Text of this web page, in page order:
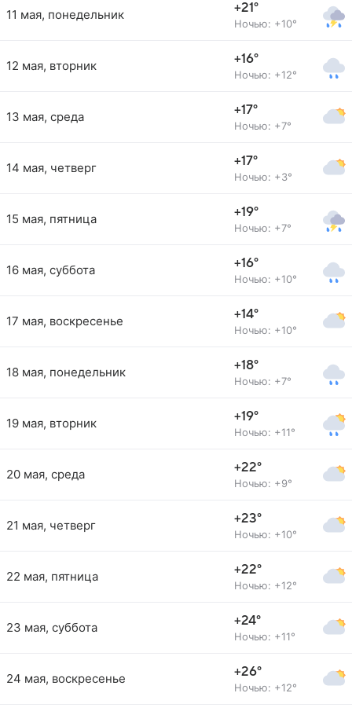
11 мая, понедельник +21°
Ночью: +10°
12 мая, вторник +16°
Ночью: +12°
13 мая, среда +17°
Ночью: +7°
14 мая, четверг +17°
Ночью: +3°
15 мая, пятница +19°
Ночью: +7°
16 мая, суббота +16°
Ночью: +10°
17 мая, воскресенье +14°
Ночью: +10°
18 мая, понедельник +18°
Ночью: +7°
19 мая, вторник +19°
Ночью: +11°
20 мая, среда +22°
Ночью: +9°
21 мая, четверг +23°
Ночью: +10°
22 мая, пятница +22°
Ночью: +12°
23 мая, суббота +24°
Ночью: +11°
24 мая, воскресенье +26°
Ночью: +12°